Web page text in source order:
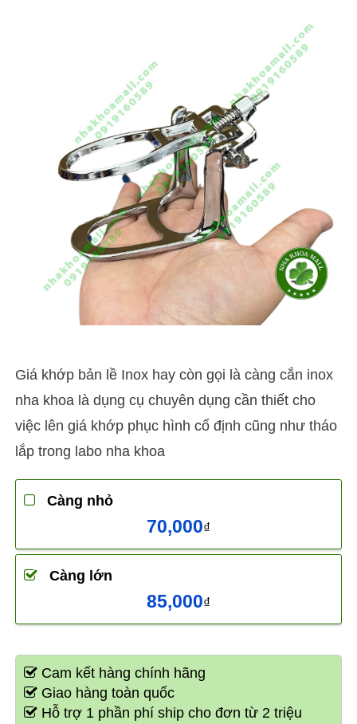
Giá khớp bản lề Inox hay còn gọi là càng cắn inox
nha khoa là dụng cụ chuyên dụng cần thiết cho
việc lên giá khớp phục hình cố định cũng như tháo
lắp trong labo nha khoa
Càng nhỏ
70,000₫
Càng lớn
85,000₫
Cam kết hàng chính hãng
Giao hàng toàn quốc
Hỗ trợ 1 phần phí ship cho đơn từ 2 triệu